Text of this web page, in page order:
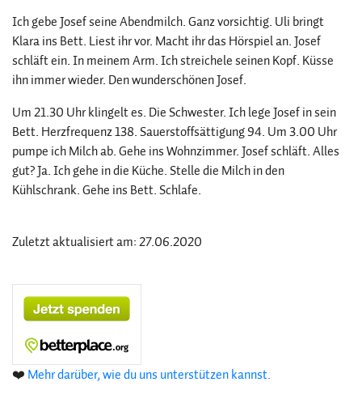
Ich gebe Josef seine Abendmilch. Ganz vorsichtig. Uli bringt
Klara ins Bett. Liest ihr vor. Macht ihr das Hörspiel an. Josef
schläft ein. In meinem Arm. Ich streichele seinen Kopf. Küsse
ihn immer wieder. Den wunderschönen Josef.
Um 21.30 Uhr klingelt es. Die Schwester. Ich lege Josef in sein
Bett. Herzfrequenz 138. Sauerstoffsättigung 94. Um 3.00 Uhr
pumpe ich Milch ab. Gehe ins Wohnzimmer. Josef schläft. Alles
gut? Ja. Ich gehe in die Küche. Stelle die Milch in den
Kühlschrank. Gehe ins Bett. Schlafe.
Zuletzt aktualisiert am: 27.06.2020
❤️ Mehr darüber, wie du uns unterstützen kannst.